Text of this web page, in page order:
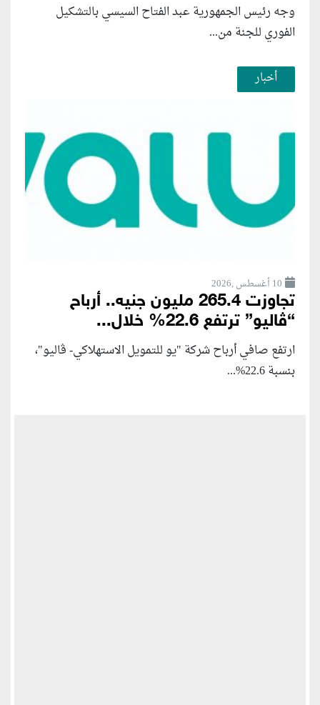
وجه رئيس الجمهورية عبد الفتاح السيسي بالتشكيل
الفوري للجنة من...
أخبار
10 أغسطس ,2026
تجاوزت 265.4 مليون جنيه.. أرباح
“ڤاليو” ترتفع 22.6% خلال...
ارتفع صافي أرباح شركة "يو للتمويل الاستهلاكي- ڤاليو"،
بنسبة 22.6%...